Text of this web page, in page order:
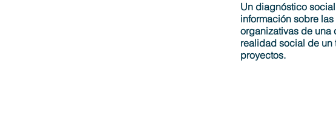
Un diagnóstico
información sobre
organizativas de una
realidad social de un
proyectos.